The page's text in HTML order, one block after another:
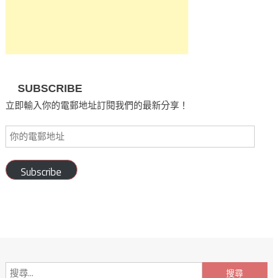
SUBSCRIBE
立即輸入你的電郵地址訂閱我們的最新分享！
Subscribe